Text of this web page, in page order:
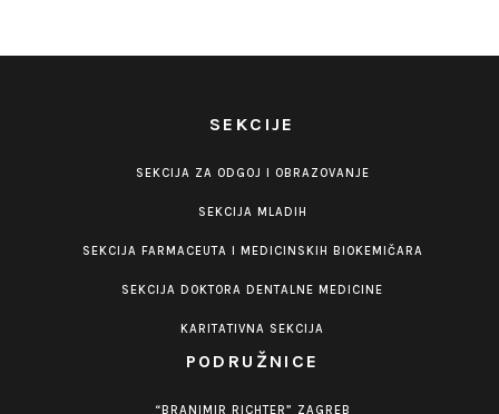
SEKCIJE
SEKCIJA ZA ODGOJ I OBRAZOVANJE
SEKCIJA MLADIH
SEKCIJA FARMACEUTA I MEDICINSKIH BIOKEMIČARA
SEKCIJA DOKTORA DENTALNE MEDICINE
KARITATIVNA SEKCIJA
PODRUŽNICE
“BRANIMIR RICHTER” ZAGREB